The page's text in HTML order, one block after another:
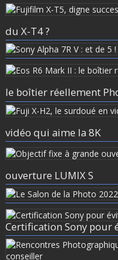
du X-T4 ?
le boîtier réellement
vidéo qui aime la 8K
ouverture LUMIX S
Certification Sony pour